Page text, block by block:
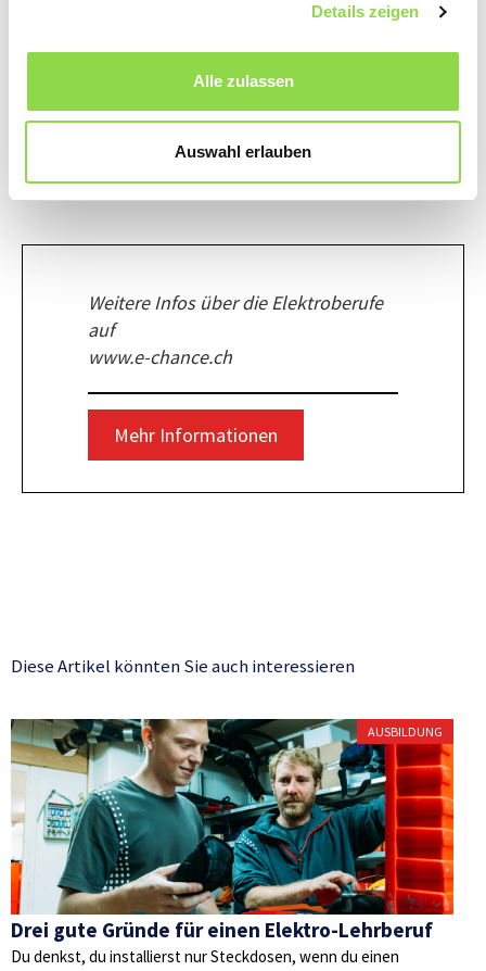
Details zeigen
Alle zulassen
Auswahl erlauben
Beginn der Lehre vermittelt und gelernt.
HERZLICHEN DANK FÜR DEINE EINBLICKE IN DEN
Sehr gerne! Und ich hoffe doch, dass wir viele junge
Berufsleute für unseren Beruf motivieren können!
Weitere Infos über die Elektroberufe
auf
www.e-chance.ch
Mehr Informationen
Diese Artikel könnten Sie auch interessieren
AUSBILDUNG
Drei gute Gründe für einen Elektro-Lehrberuf
Du denkst, du installierst nur Steckdosen, wenn du einen